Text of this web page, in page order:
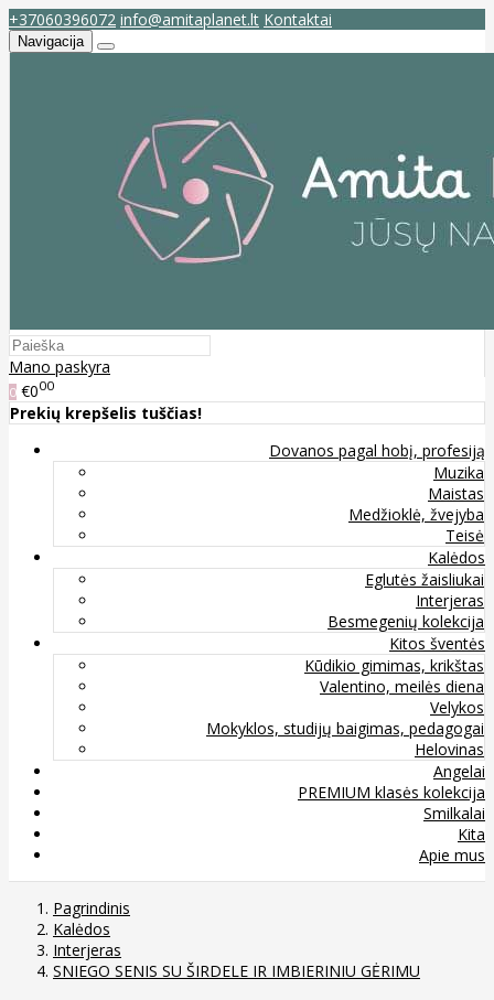
+37060396072 info@amitaplanet.lt Kontaktai
Navigacija
Mano paskyra
0 €000
Prekių krepšelis tuščias!
Dovanos pagal hobį, profesiją
Muzika
Maistas
Medžioklė, žvejyba
Teisė
Kalėdos
Eglutės žaisliukai
Interjeras
Besmegenių kolekcija
Kitos šventės
Kūdikio gimimas, krikštas
Valentino, meilės diena
Velykos
Mokyklos, studijų baigimas, pedagogai
Helovinas
Angelai
PREMIUM klasės kolekcija
Smilkalai
Kita
Apie mus
Pagrindinis
Kalėdos
Interjeras
SNIEGO SENIS SU ŠIRDELE IR IMBIERINIU GĖRIMU